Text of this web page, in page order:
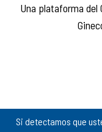
Una plataforma del
Si detectamos que